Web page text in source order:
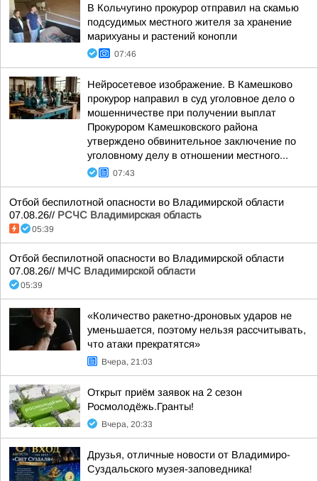
В Кольчугино прокурор отправил на скамью
подсудимых местного жителя за хранение
марихуаны и растений конопли
07:46
Нейросетевое изображение. В Камешково
прокурор направил в суд уголовное дело о
мошенничестве при получении выплат
Прокурором Камешковского района
утверждено обвинительное заключение по
уголовному делу в отношении местного...
07:43
Отбой беспилотной опасности во Владимирской области
07.08.26// РСЧС Владимирская область
05:39
Отбой беспилотной опасности во Владимирской области
07.08.26// МЧС Владимирской области
05:39
«Количество ракетно-дроновых ударов не
уменьшается, поэтому нельзя рассчитывать,
что атаки прекратятся»
Вчера, 21:03
Открыт приём заявок на 2 сезон
Росмолодёжь.Гранты!
Вчера, 20:33
Друзья, отличные новости от Владимиро-
Суздальского музея-заповедника!